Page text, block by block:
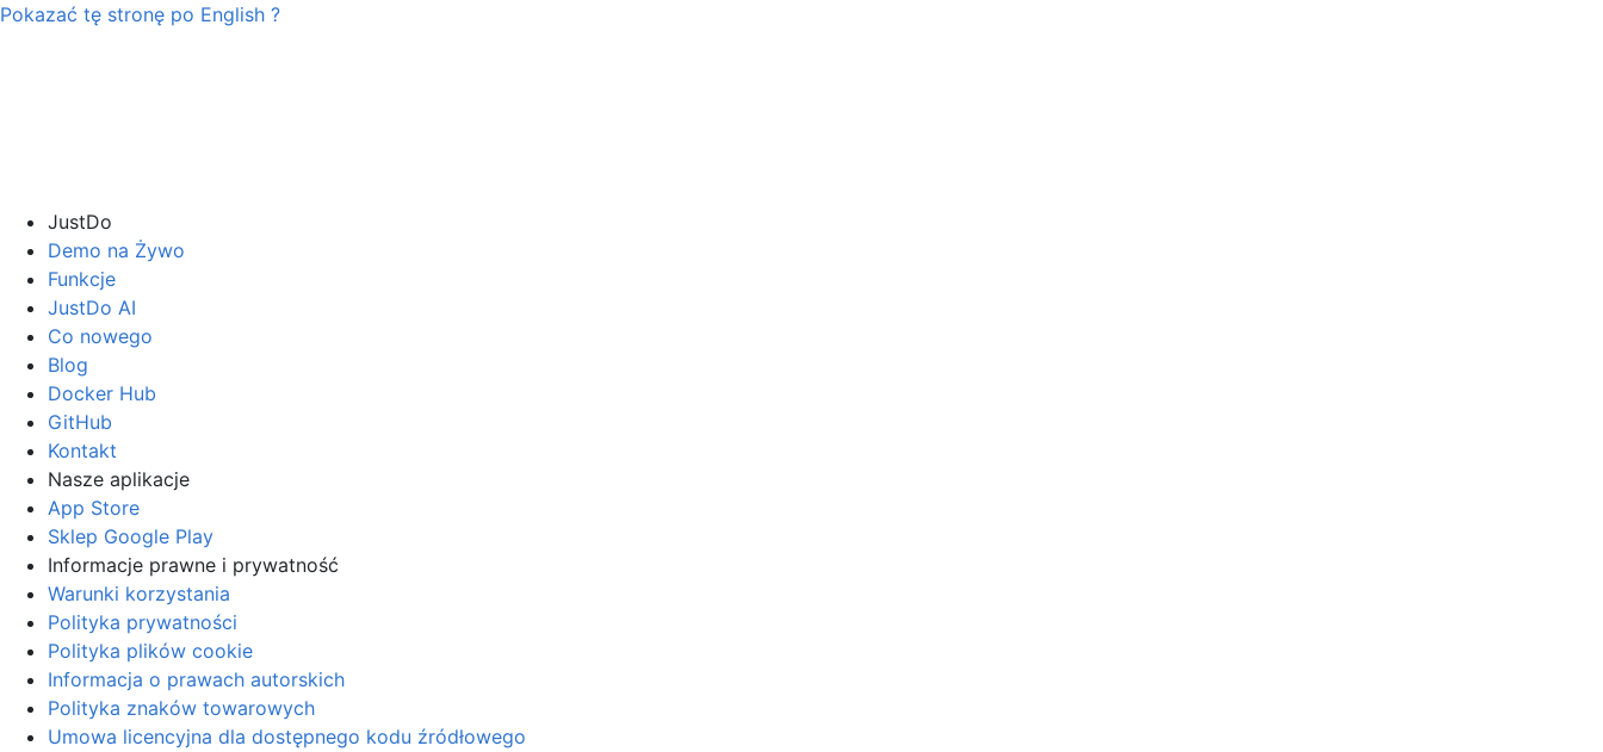
Pokazać tę stronę po English ?
JustDo
Demo na Żywo
Funkcje
JustDo AI
Co nowego
Blog
Docker Hub
GitHub
Kontakt
Nasze aplikacje
App Store
Sklep Google Play
Informacje prawne i prywatność
Warunki korzystania
Polityka prywatności
Polityka plików cookie
Informacja o prawach autorskich
Polityka znaków towarowych
Umowa licencyjna dla dostępnego kodu źródłowego